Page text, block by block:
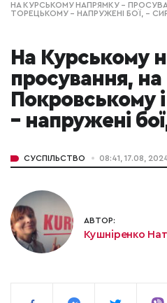
НА КУРСЬКОМУ НАПРЯМКУ -
ТОРЕЦЬКОМУ – НАПРУЖЕНІ БОЇ, –
На Курському
просування, на
Покровському
– напружені
СУСПІЛЬСТВО 08:41, 17.08,
АВТОР:
Кушніренко